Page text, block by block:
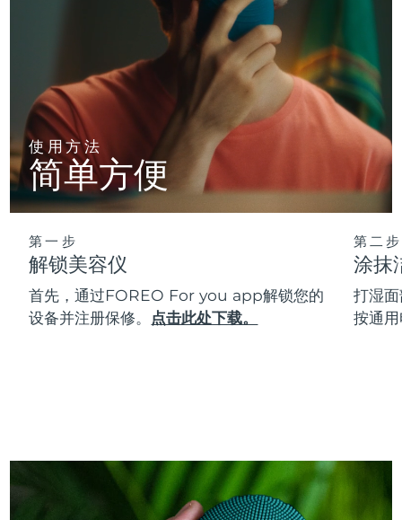
使用方法
简单方便
第一步
解锁美容仪
首先，通过FOREO For you app解锁您的
设备并注册保修。 点击此处下载。
第二步
涂抹
打湿
按通